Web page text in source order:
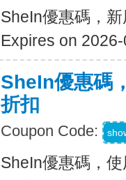
SheIn優惠碼，
Expires on
SheIn優惠碼
折扣
Coupon Code:
SheIn優惠碼，